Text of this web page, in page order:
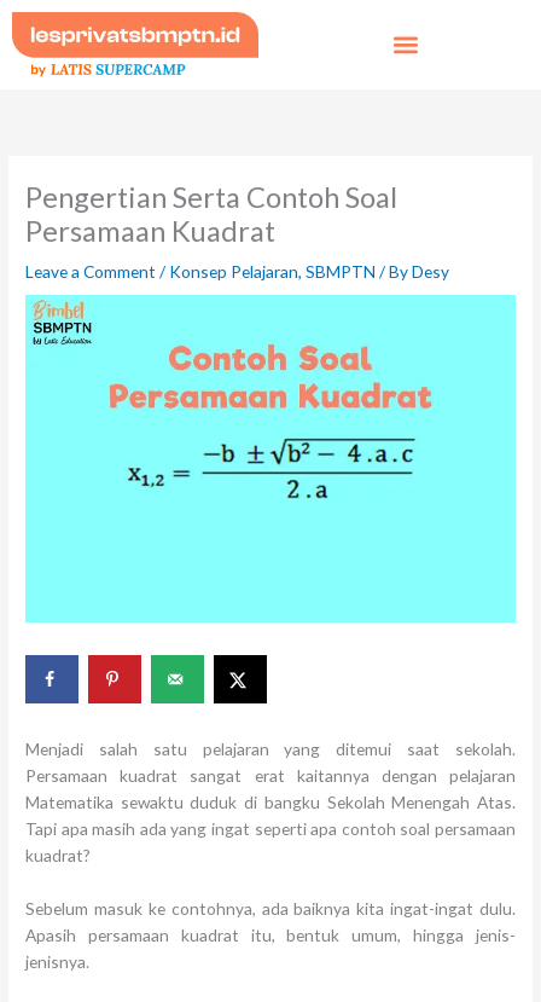
Skip
to
content
Pengertian Serta Contoh Soal
Persamaan Kuadrat
Leave a Comment / Konsep Pelajaran,SBMPTN / ByDesy
Menjadi salah satu pelajaran yang ditemui saat sekolah.
Persamaan kuadrat sangat erat kaitannya dengan pelajaran
Matematika sewaktu duduk di bangku Sekolah Menengah Atas.
Tapi apa masih ada yang ingat seperti apa contoh soal persamaan
kuadrat?
Sebelum masuk ke contohnya, ada baiknya kita ingat-ingat dulu.
Apasih persamaan kuadrat itu, bentuk umum, hingga jenis-
jenisnya.